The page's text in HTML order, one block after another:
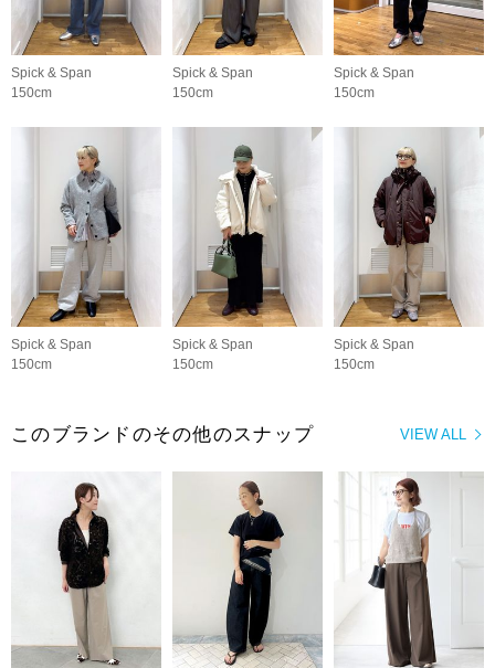
Spick & Span
150cm
Spick & Span
150cm
Spick & Span
150cm
Spick & Span
150cm
Spick & Span
150cm
Spick & Span
150cm
VIEW ALL
このブランドのその他のスナップ